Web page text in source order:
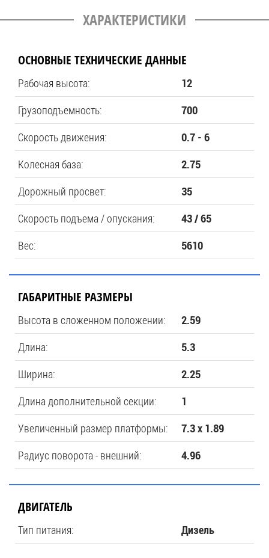
ХАРАКТЕРИСТИКИ
ОСНОВНЫЕ ТЕХНИЧЕСКИЕ ДАННЫЕ
Рабочая высота: 12
Грузоподъемность: 700
Скорость движения: 0.7 - 6
Колесная база: 2.75
Дорожный просвет: 35
Скорость подъема / опускания: 43 / 65
Вес: 5610
ГАБАРИТНЫЕ РАЗМЕРЫ
Высота в сложенном положении: 2.59
Длина: 5.3
Ширина: 2.25
Длина дополнительной секции: 1
Увеличенный размер платформы: 7.3 x 1.89
Радиус поворота - внешний: 4.96
ДВИГАТЕЛЬ
Тип питания: Дизель